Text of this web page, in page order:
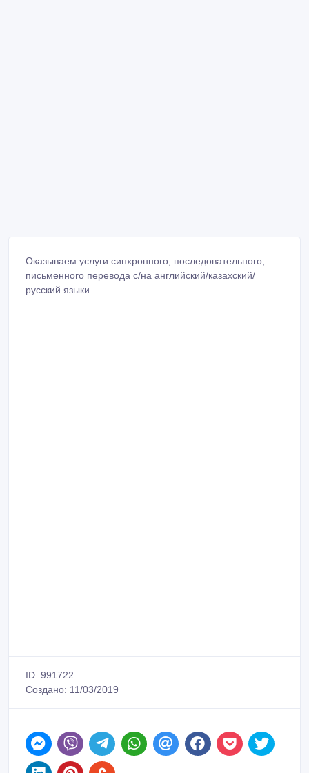
Оказываем услуги синхронного, последовательного,
письменного перевода с/на английский/казахский/
русский языки.
ID: 991722
Создано: 11/03/2019